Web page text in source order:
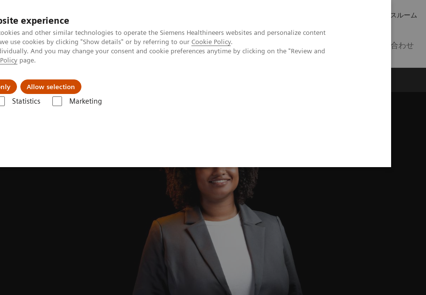
experience
and other similar technologies to operate the Siemens Healthineers websites and personalize content
use cookies by clicking "Show details" or by referring to our Cookie Policy.
And you may change your consent and cookie preferences anytime by clicking on the "Review and
page.
Allow selection
Statistics Marketing
プレスルーム
お問い合わせ
会社情報